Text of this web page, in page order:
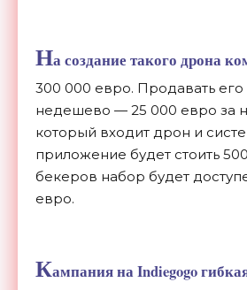
На создание такого дрона
300 000 евро. Продавать
недешево — 25 000 евро за
который входит дрон и
приложение будет стоить
бекеров набор будет
евро.
Кампания на Indiegogo